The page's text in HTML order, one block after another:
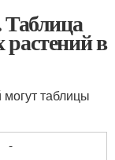
Таблица
растений в
таблицы
-